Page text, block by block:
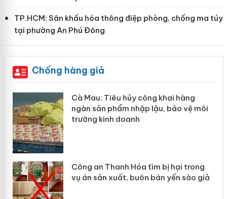
TP.HCM: Sân khấu hóa thông điệp phòng, chống ma túy
tại phường An Phú Đông
Chống hàng giả
Cà Mau: Tiêu hủy công khai hàng
ngàn sản phẩm nhập lậu, bảo vệ môi
trường kinh doanh
Công an Thanh Hóa tìm bị hại trong
vụ án sản xuất, buôn bán yến sào giả